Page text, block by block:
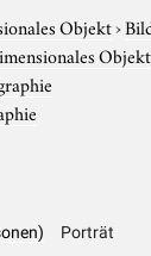
Objekt›
Objekt
Porträt